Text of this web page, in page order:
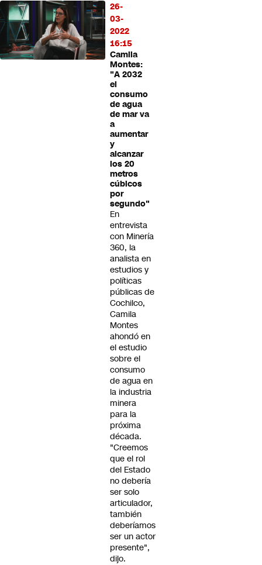
26-
03-
2022
16:15
Camila
Montes:
"A 2032
el
consumo
de agua
de mar va
a
aumentar
y
alcanzar
los 20
metros
cúbicos
por
segundo"
En
entrevista
con Minería
360, la
analista en
estudios y
políticas
públicas de
Cochilco,
Camila
Montes
ahondó en
el estudio
sobre el
consumo
de agua en
la industria
minera
para la
próxima
década.
"Creemos
que el rol
del Estado
no debería
ser solo
articulador,
también
deberíamos
ser un actor
presente",
dijo.